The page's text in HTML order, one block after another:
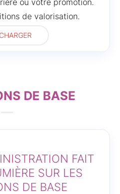
ou votre promotion.
de valorisation.
DE BASE
FAIT
SUR LES
DE BASE